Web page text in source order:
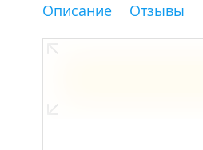
Описание Отзывы